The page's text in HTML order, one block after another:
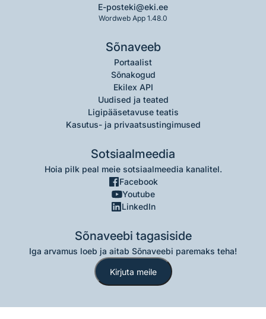
E-posteki@eki.ee
Wordweb App 1.48.0
Sõnaveeb
Portaalist
Sõnakogud
Ekilex API
Uudised ja teated
Ligipääsetavuse teatis
Kasutus- ja privaatsustingimused
Sotsiaalmeedia
Hoia pilk peal meie sotsiaalmeedia kanalitel.
Facebook
Youtube
LinkedIn
Sõnaveebi tagasiside
Iga arvamus loeb ja aitab Sõnaveebi paremaks teha!
Kirjuta meile